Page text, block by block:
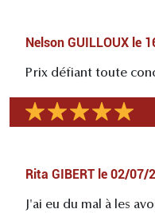
Nelson GUILLOUX le
Prix défiant toute
Rita GIBERT le 02/07/
J'ai eu du mal à les